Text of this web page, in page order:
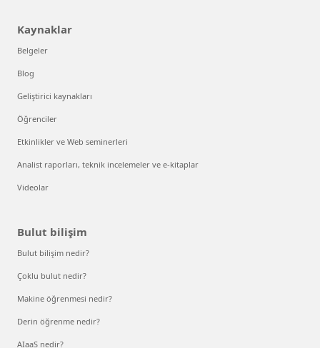
Kaynaklar
Belgeler
Blog
Geliştirici kaynakları
Öğrenciler
Etkinlikler ve Web seminerleri
Analist raporları, teknik incelemeler ve e-kitaplar
Videolar
Bulut bilişim
Bulut bilişim nedir?
Çoklu bulut nedir?
Makine öğrenmesi nedir?
Derin öğrenme nedir?
AIaaS nedir?